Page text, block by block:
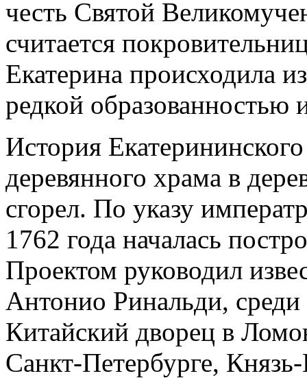
честь Святой
считается
Екатерина происходила
редкой образованностью
История
деревянного храма в
сгорел. По указу
1762 года началась
Проектом руководил
Антонио Ринальди,
Китайский дворец в
Санкт-Петербурге,